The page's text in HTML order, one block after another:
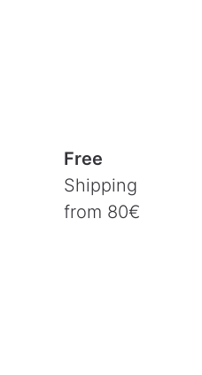
Free
Shipping
from 80€